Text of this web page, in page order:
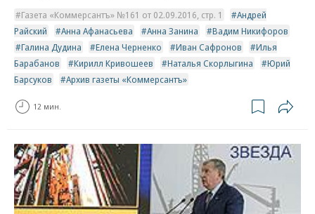
Газета «Коммерсантъ» №161 от 02.09.2016, стр. 1
Андрей
Райский
Анна Афанасьева Анна Занина
Вадим Никифоров
Галина Дудина
Елена Черненко Иван Сафронов
Илья
Барабанов
Кирилл Кривошеев Наталья Скорлыгина
Юрий
Барсуков
Архив газеты «Коммерсантъ»
12 мин.